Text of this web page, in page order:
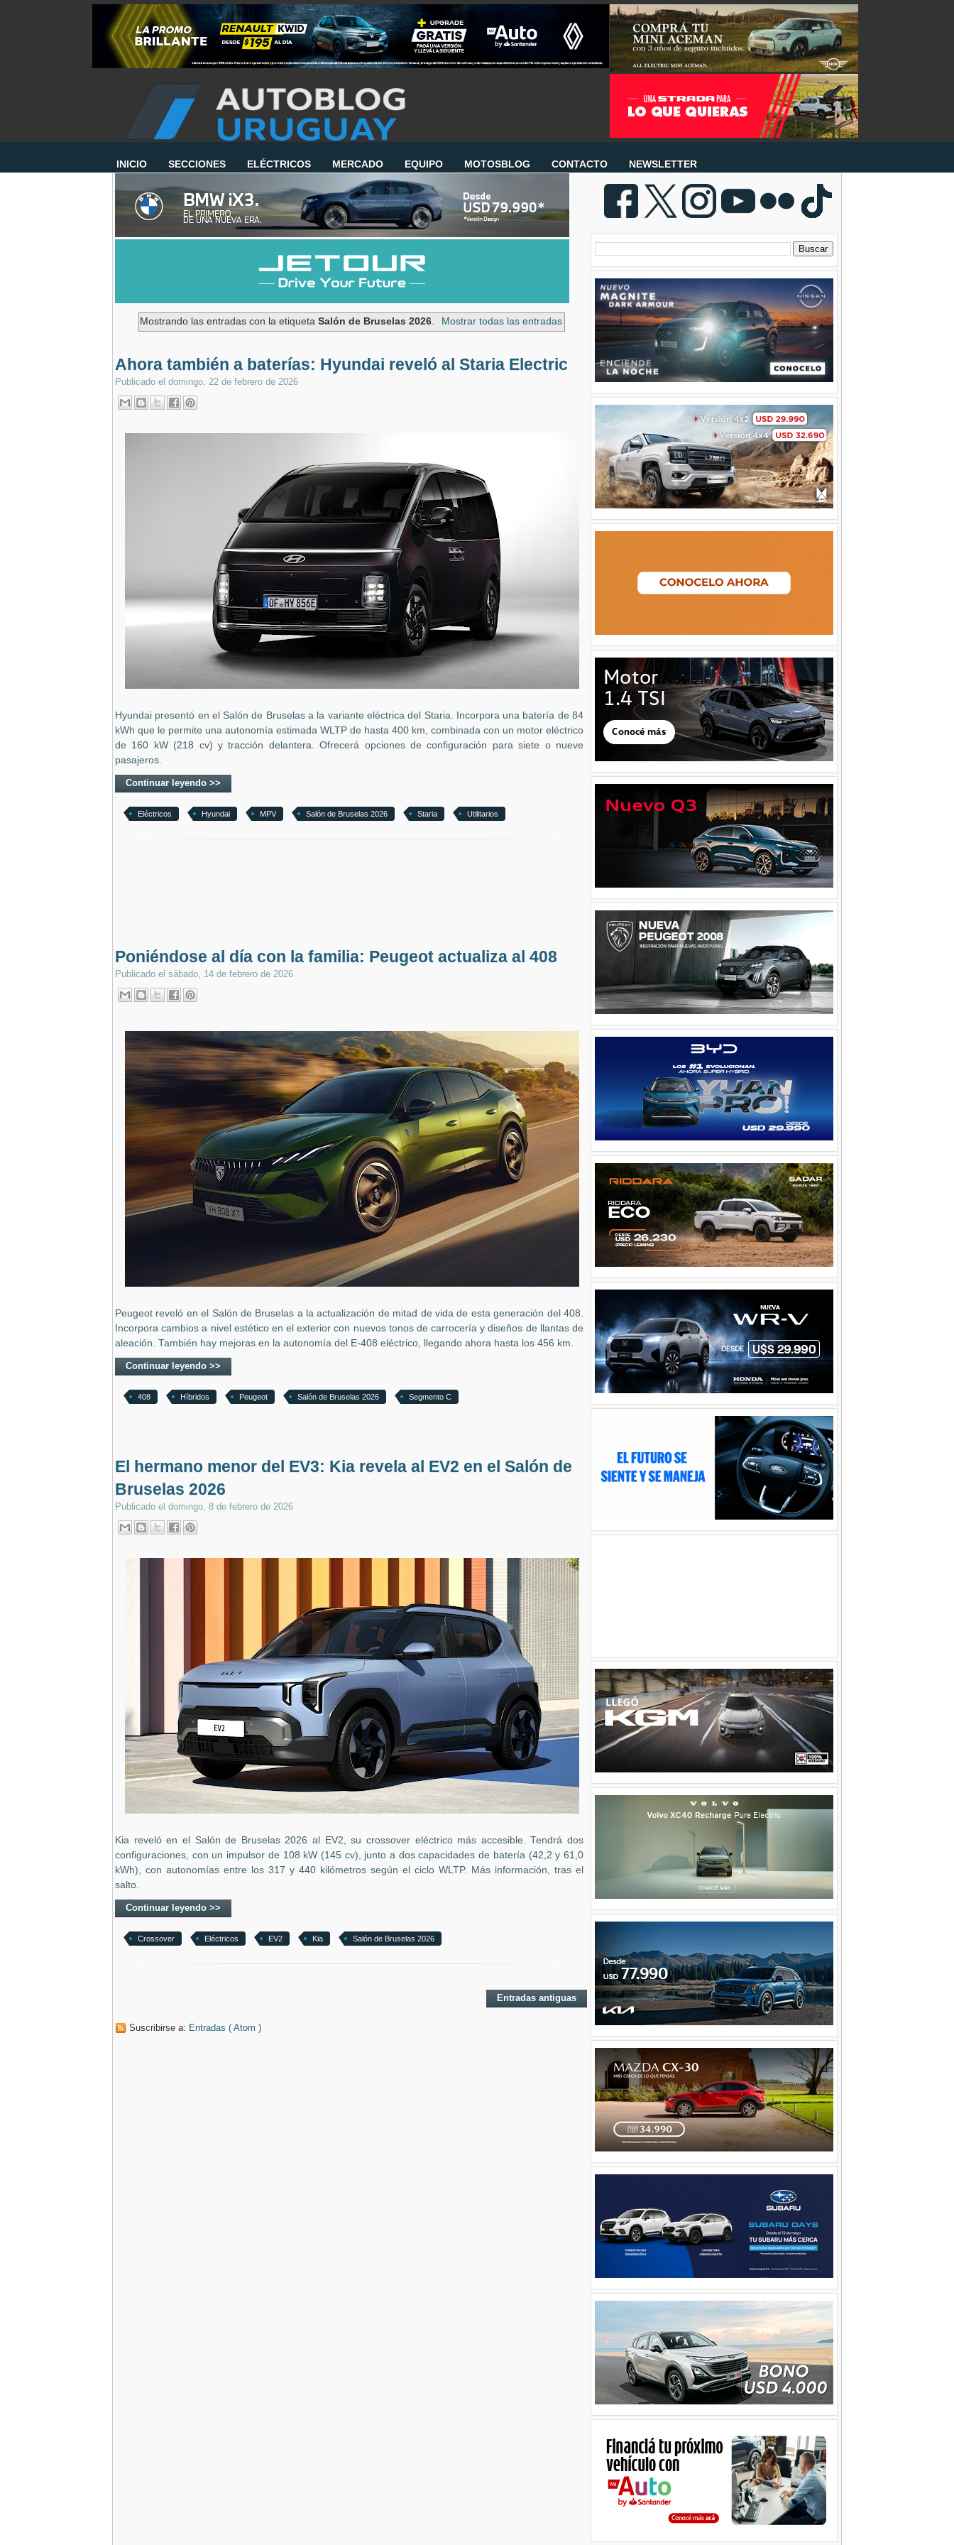
INICIO SECCIONES ELÉCTRICOS MERCADO EQUIPO MOTOSBLOG CONTACTO NEWSLETTER
Mostrando las entradas con la etiquetaSalón de Bruselas 2026. Mostrar todas las entradas
Ahora también a baterías: Hyundai reveló al Staria Electric
Publicado el domingo, 22 de febrero de 2026
Hyundai presentó en el Salón de Bruselas a la variante eléctrica del Staria. Incorpora una batería de 84
kWh que le permite una autonomía estimada WLTP de hasta 400 km, combinada con un motor eléctrico
de 160 kW (218 cv) y tracción delantera. Ofrecerá opciones de configuración para siete o nueve
pasajeros.
Continuar leyendo >>
Eléctricos Hyundai MPV Salón de Bruselas 2026 Staria Utilitarios
Poniéndose al día con la familia: Peugeot actualiza al 408
Publicado el sábado, 14 de febrero de 2026
Peugeot reveló en el Salón de Bruselas a la actualización de mitad de vida de esta generación del 408.
Incorpora cambios a nivel estético en el exterior con nuevos tonos de carrocería y diseños de llantas de
aleación. También hay mejoras en la autonomía del E-408 eléctrico, llegando ahora hasta los 456 km.
Continuar leyendo >>
408 Híbridos Peugeot Salón de Bruselas 2026 Segmento C
El hermano menor del EV3: Kia revela al EV2 en el Salón de
Bruselas 2026
Publicado el domingo, 8 de febrero de 2026
Kia reveló en el Salón de Bruselas 2026 al EV2, su crossover eléctrico más accesible. Tendrá dos
configuraciones, con un impulsor de 108 kW (145 cv), junto a dos capacidades de batería (42,2 y 61,0
kWh), con autonomías entre los 317 y 440 kilómetros según el ciclo WLTP. Más información, tras el
salto.
Continuar leyendo >>
Crossover Eléctricos EV2 Kia Salón de Bruselas 2026
Entradas antiguas
Suscribirse a: Entradas ( Atom )